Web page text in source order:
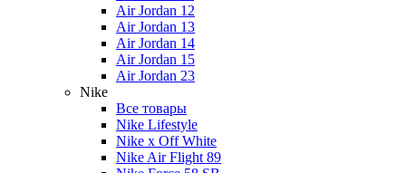
Air Jordan 12
Air Jordan 13
Air Jordan 14
Air Jordan 15
Air Jordan 23
Nike
Все товары
Nike Lifestyle
Nike x Off White
Nike Air Flight 89